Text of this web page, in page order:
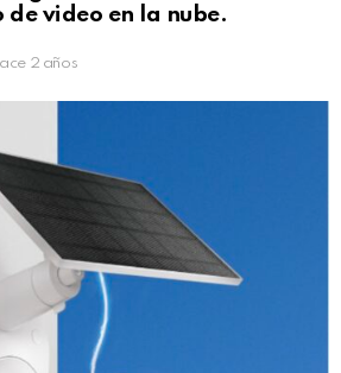
video en la nube.
2 años